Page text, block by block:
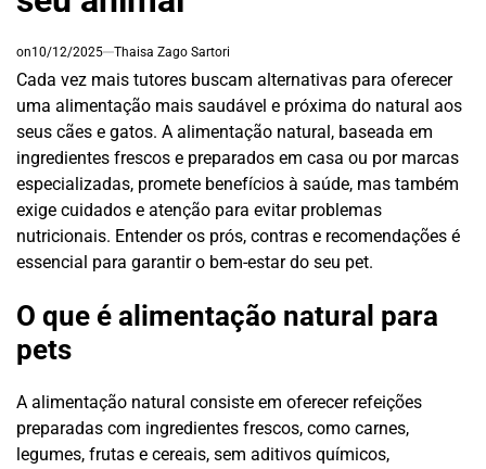
on10/12/2025 Thaisa Zago Sartori
Cada vez mais tutores buscam alternativas para oferecer
uma alimentação mais saudável e próxima do natural aos
seus cães e gatos. A alimentação natural, baseada em
ingredientes frescos e preparados em casa ou por marcas
especializadas, promete benefícios à saúde, mas também
exige cuidados e atenção para evitar problemas
nutricionais. Entender os prós, contras e recomendações é
essencial para garantir o bem-estar do seu pet.
O que é alimentação natural para
pets
A alimentação natural consiste em oferecer refeições
preparadas com ingredientes frescos, como carnes,
legumes, frutas e cereais, sem aditivos químicos,